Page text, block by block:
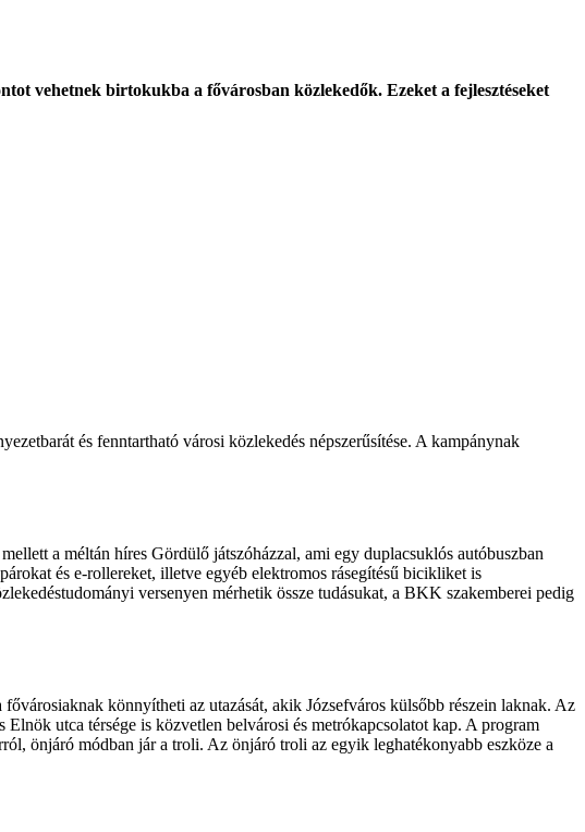
vehetnek birtokukba a fővárosban közlekedők. Ezeket a fejlesztéseket
és fenntartható városi közlekedés népszerűsítése. A kampánynak
a méltán híres Gördülő játszóházzal, ami egy duplacsuklós autóbuszban
és e-rollereket, illetve egyéb elektromos rásegítésű bicikliket is
versenyen mérhetik össze tudásukat, a BKK szakemberei pedig
könnyítheti az utazását, akik Józsefváros külsőbb részein laknak. Az
utca térsége is közvetlen belvárosi és metrókapcsolatot kap. A program
önjáró módban jár a troli. Az önjáró troli az egyik leghatékonyabb eszköze a